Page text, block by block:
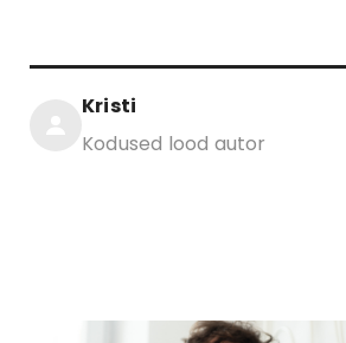
Kristi
Kodused lood autor